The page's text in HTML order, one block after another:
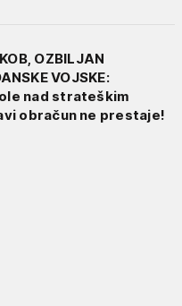
OZBILJAN
VOJSKE:
nad strateškim
obračun ne prestaje!